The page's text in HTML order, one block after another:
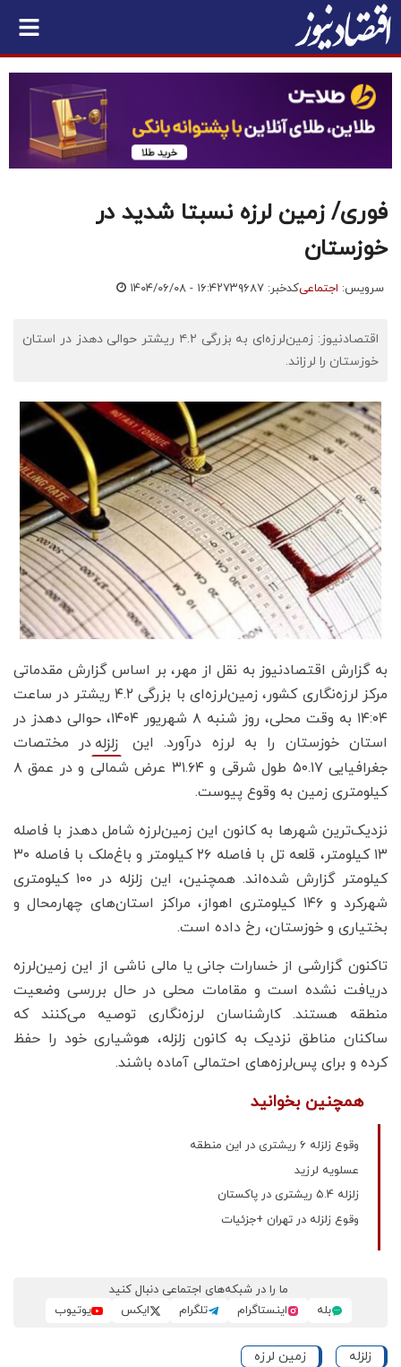
فوری/ زمین لرزه نسبتا شدید در
خوزستان
سرویس: اجتماعیکدخبر: ۷۳۹۶۸۷ ۱۴۰۴/۰۶/۰۸ - ۱۶:۴۲
اقتصادنیوز: زمین‌لرزه‌ای به بزرگی ۴.۲ ریشتر حوالی دهدز در استان
خوزستان را لرزاند.
به گزارش اقتصادنیوز به نقل از مهر، بر اساس گزارش مقدماتی
مرکز لرزه‌نگاری کشور، زمین‌لرزه‌ای با بزرگی ۴.۲ ریشتر در ساعت
۱۴:۰۴ به وقت محلی، روز شنبه ۸ شهریور ۱۴۰۴، حوالی دهدز در
استان خوزستان را به لرزه درآورد. این
زلزله در مختصات
جغرافیایی ۵۰.۱۷ طول شرقی و ۳۱.۶۴ عرض شمالی و در عمق ۸
کیلومتری زمین به وقوع پیوست.
نزدیک‌ترین شهرها به کانون این زمین‌لرزه شامل دهدز با فاصله
۱۳ کیلومتر، قلعه تل با فاصله ۲۶ کیلومتر و باغ‌ملک با فاصله ۳۰
کیلومتر گزارش شده‌اند. همچنین، این زلزله در ۱۰۰ کیلومتری
شهرکرد و ۱۴۶ کیلومتری اهواز، مراکز استان‌های چهارمحال و
بختیاری و خوزستان، رخ داده است.
تاکنون گزارشی از خسارات جانی یا مالی ناشی از این زمین‌لرزه
دریافت نشده است و مقامات محلی در حال بررسی وضعیت
منطقه هستند. کارشناسان لرزه‌نگاری توصیه می‌کنند که
ساکنان مناطق نزدیک به کانون زلزله، هوشیاری خود را حفظ
کرده و برای پس‌لرزه‌های احتمالی آماده باشند.
همچنین بخوانید
وقوع زلزله ۶ ریشتری در این منطقه
عسلویه لرزید
زلزله 5.4 ریشتری در پاکستان
وقوع زلزله در تهران +جزئیات
ما را در شبکه‌های اجتماعی دنبال کنید
بله
اینستاگرام تلگرام ایکس یوتیوب
زلزله زمین لرزه